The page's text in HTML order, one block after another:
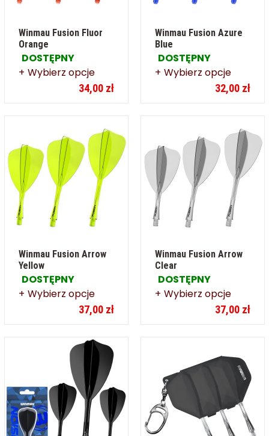
Winmau Fusion Fluor
Orange
DOSTĘPNY
Wybierz opcje
34,00 zł
Winmau Fusion Azure
Blue
DOSTĘPNY
Wybierz opcje
32,00 zł
Winmau Fusion Arrow
Yellow
DOSTĘPNY
Wybierz opcje
37,00 zł
Winmau Fusion Arrow
Clear
DOSTĘPNY
Wybierz opcje
37,00 zł